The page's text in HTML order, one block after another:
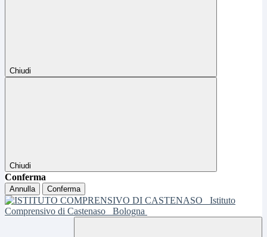
Chiudi
Chiudi
Conferma
Annulla Conferma
Istituto
Comprensivo di Castenaso
Bologna